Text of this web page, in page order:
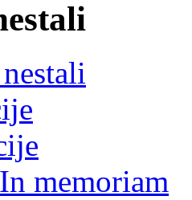
memoriam